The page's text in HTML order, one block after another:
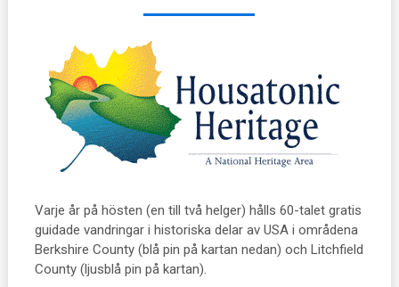
Varje år på hösten (en till två helger) hålls 60-talet gratis
guidade vandringar i historiska delar av USA i områdena
Berkshire County (blå pin på kartan nedan) och Litchfield
County (ljusblå pin på kartan).